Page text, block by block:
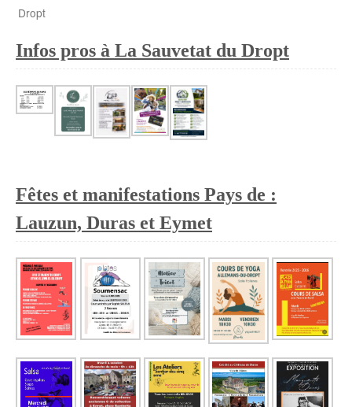
Dropt
Infos pros à La Sauvetat du Dropt
Fêtes et manifestations Pays de :
Lauzun, Duras et Eymet